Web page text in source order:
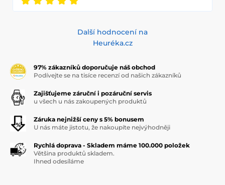
Další hodnocení na
Heuréka.cz
97% zákazníků doporučuje náš obchod
Podívejte se na tisíce recenzí od našich zákazníků
Zajišťujeme záruční i pozáruční servis
u všech u nás zakoupených produktů
Záruka nejnižší ceny s 5% bonusem
U nás máte jistotu, že nakoupíte nejvýhodněji
Rychlá doprava - Skladem máme 100.000 položek
Většina produktů skladem.
Ihned odesíláme